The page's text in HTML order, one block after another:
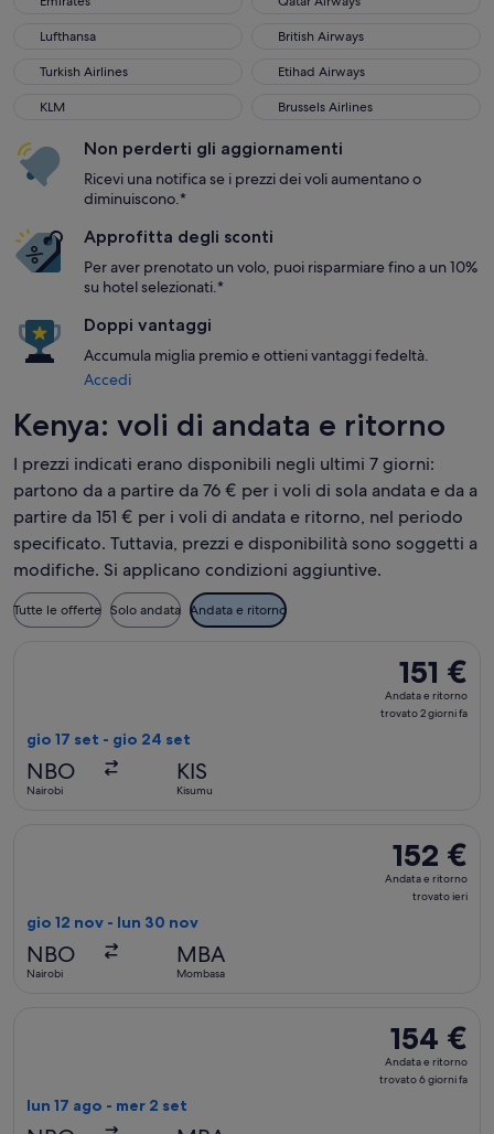
Lufthansa
British Airways
Turkish Airlines
Etihad Airways
KLM
Brussels Airlines
Non perderti gli aggiornamenti
Ricevi una notifica se i prezzi dei voli aumentano o
diminuiscono.*
Approfitta degli sconti
Per aver prenotato un volo, puoi risparmiare fino a un 10%
su hotel selezionati.*
Doppi vantaggi
Accumula miglia premio e ottieni vantaggi fedeltà.
Accedi
Kenya: voli di andata e ritorno
I prezzi indicati erano disponibili negli ultimi 7 giorni:
partono da a partire da 76 € per i voli di sola andata e da a
partire da 151 € per i voli di andata e ritorno, nel periodo
specificato. Tuttavia, prezzi e disponibilità sono soggetti a
modifiche. Si applicano condizioni aggiuntive.
Tutte le offerte Solo andata Andata e ritorno
151 €
Andata
e
151 €
Andata e ritorno
trovato 2 giorni fa
gio 17 set - gio 24 set
NBO
Nairobi
KIS
Kisumu
152 €
Andata
152 €
Andata e ritorno
trovato ieri
gio 12 nov - lun 30 nov
NBO
Nairobi
MBA
Mombasa
154 €
Andata
e
154 €
Andata e ritorno
trovato 6 giorni fa
lun 17 ago - mer 2 set